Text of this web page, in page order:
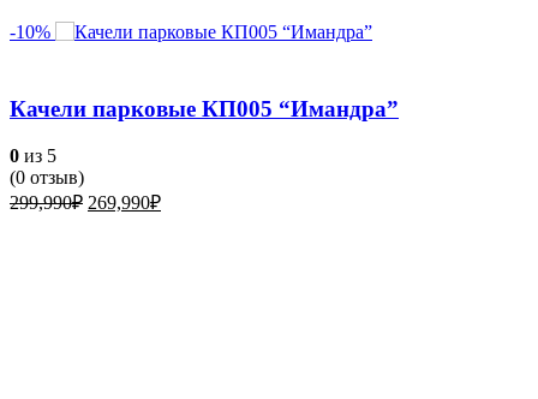
-10%
Качели парковые КП005 “Имандра”
0 из 5
(0 отзыв)
299,990₽ Первоначальная
269,990₽Текущая